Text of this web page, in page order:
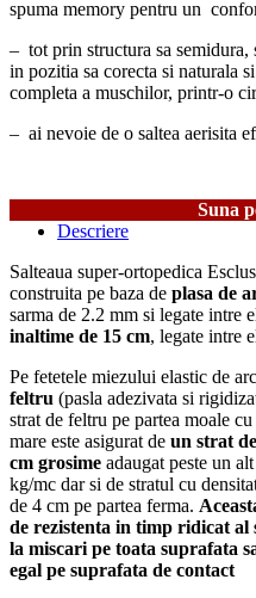
spuma memory pentru un
– tot prin structura sa semidura,
in pozitia sa corecta si naturala
completa a muschilor, printr-o
– ai nevoie de o saltea aerisita
Suna
Descriere
Salteaua super-ortopedica
construita pe baza de plasa de
sarma de 2.2 mm si legate intre
inaltime de 15 cm, legate intre
Pe fetetele miezului elastic de
feltru (pasla adezivata si
strat de feltru pe partea moale
mare este asigurat de un strat
cm grosime adaugat peste un
kg/mc dar si de stratul cu
de 4 cm pe partea ferma.
de rezistenta in timp ridicat al
la miscari pe toata suprafata
egal pe suprafata de contact